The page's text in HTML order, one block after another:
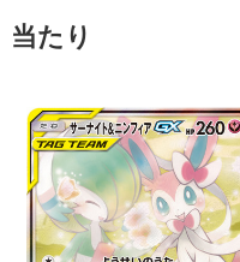
当たり